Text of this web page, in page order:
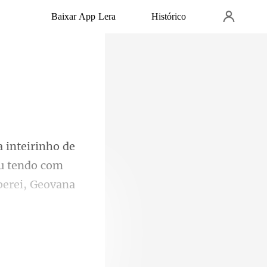
Baixar App Lera Histórico
tendo com